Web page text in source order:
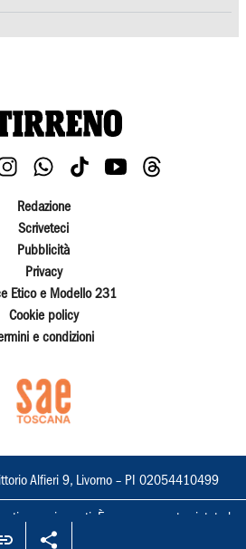
Redazione
Scriveteci
Pubblicità
Privacy
Etico e Modello 231
Cookie policy
e condizioni
Alfieri 9, Livorno – PI 02054410499
sono riservati. È espressamente vietata la
mezzo e l'adattamento totale o parziale.